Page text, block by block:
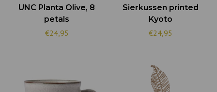
UNC Planta Olive, 8
petals
€24,95
Sierkussen printed
Kyoto
€24,95